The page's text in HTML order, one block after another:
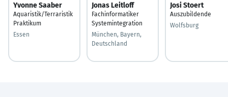
Yvonne Saaber
Aquaristik/Terraristik
Praktikum
Essen
Jonas Leitloff
Fachinformatiker
Systemintegration
München, Bayern,
Deutschland
Josi Stoert
Auszubildende
Wolfsburg